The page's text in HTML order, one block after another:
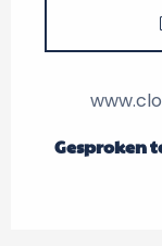
Gesproken
Gesproken